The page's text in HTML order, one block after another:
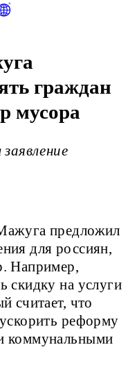
граждан
мусора
предложил
для россиян,
Например,
скидку на услуги
считает, что
реформу
коммунальными